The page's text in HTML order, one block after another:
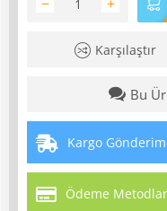
Karşılaştır
Bu
Kargo
Ödeme